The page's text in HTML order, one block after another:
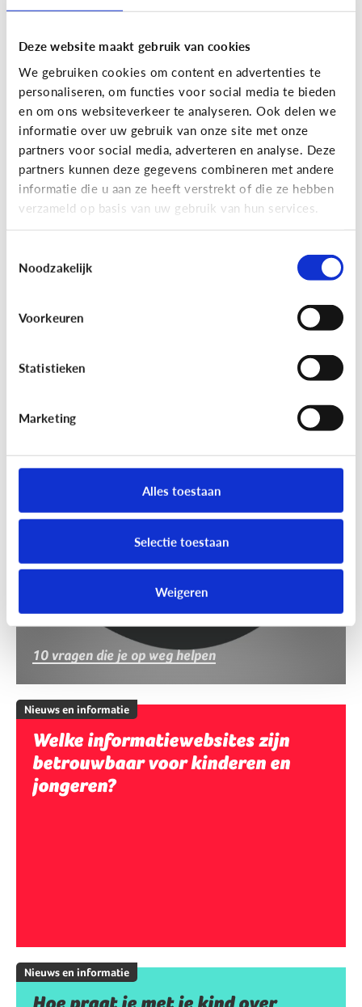
Deze website maakt gebruik van cookies
We gebruiken cookies om content en advertenties te
personaliseren, om functies voor social media te bieden
en om ons websiteverkeer te analyseren. Ook delen we
informatie over uw gebruik van onze site met onze
partners voor social media, adverteren en analyse. Deze
partners kunnen deze gegevens combineren met andere
informatie die u aan ze heeft verstrekt of die ze hebben
verzameld op basis van uw gebruik van hun services.
Noodzakelijk
Voorkeuren
Statistieken
Marketing
Alles toestaan
Selectie toestaan
Weigeren
Nieuws en informatie
7 tips om met je kind te praten
over nieuws
10 vragen die je op weg helpen
Nieuws en informatie
Welke informatiewebsites zijn
betrouwbaar voor kinderen en
jongeren?
Nieuws en informatie